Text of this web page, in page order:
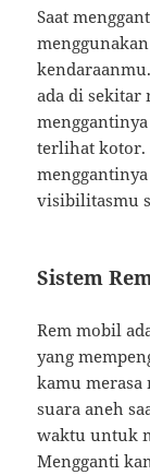
Saat
ada di sekitar
menggantinya
terlihat kotor.
visibilitasmu
Sistem
Rem mobil
yang
kamu
suara aneh
waktu untuk
Mengganti